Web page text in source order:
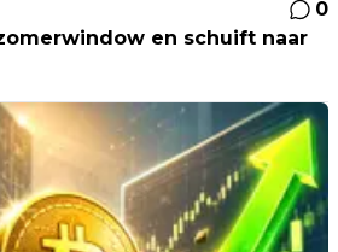
0
en schuift naar